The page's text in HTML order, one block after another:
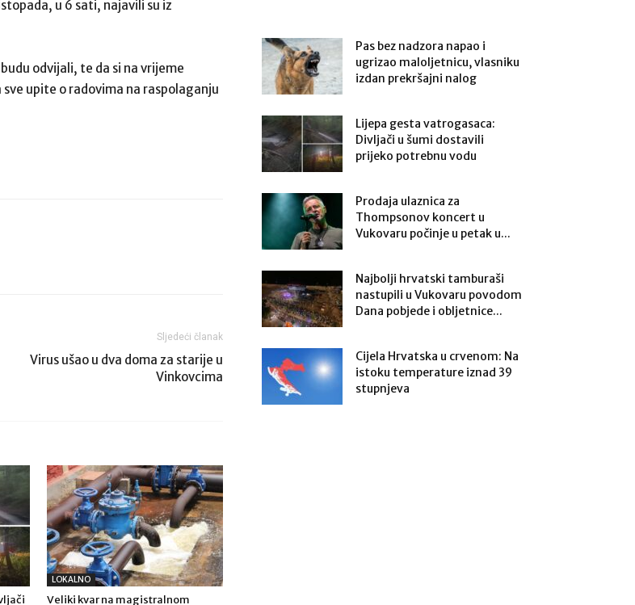
u 6 sati, najavili su iz
odvijali, te da si na vrijeme
upite o radovima na raspolaganju
Sljedeći članak
Virus ušao u dva doma za starije u
Vinkovcima
LOKALNO
Veliki kvar na magistralnom
Pas bez nadzora napao i
ugrizao maloljetnicu, vlasniku
izdan prekršajni nalog
Lijepa gesta vatrogasaca:
Divljači u šumi dostavili
prijeko potrebnu vodu
Prodaja ulaznica za
Thompsonov koncert u
Vukovaru počinje u petak u...
Najbolji hrvatski tamburaši
nastupili u Vukovaru povodom
Dana pobjede i obljetnice...
Cijela Hrvatska u crvenom: Na
istoku temperature iznad 39
stupnjeva